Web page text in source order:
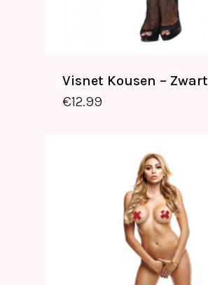
Visnet Kousen – Zwart
€12.99
€12.99